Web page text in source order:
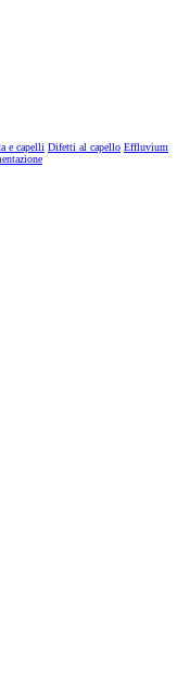
e capelli Difetti al capello Effluvium